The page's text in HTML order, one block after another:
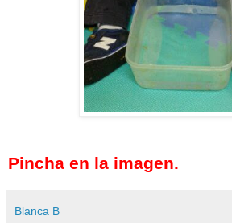
Pincha en la imagen.
Blanca B